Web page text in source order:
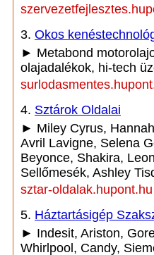
3. Okos
► Metabond
olajadalékok, hi-tech
4. Sztárok Oldalai
► Miley Cyrus,
Avril Lavigne, Selena
Beyonce, Shakira,
Sellőmesék, Ashley
sztar-oldalak.hupont.hu
5. Háztartásigép
► Indesit, Ariston,
Whirlpool, Candy,